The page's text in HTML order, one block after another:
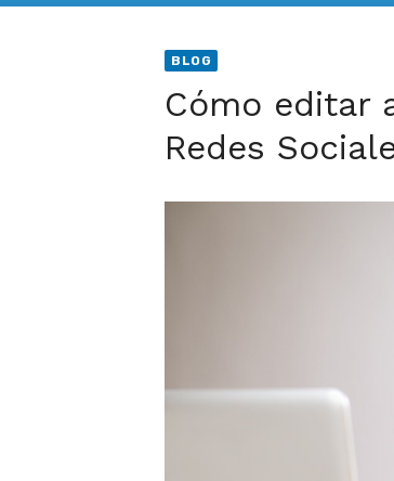
BLOG
Cómo editar
Redes